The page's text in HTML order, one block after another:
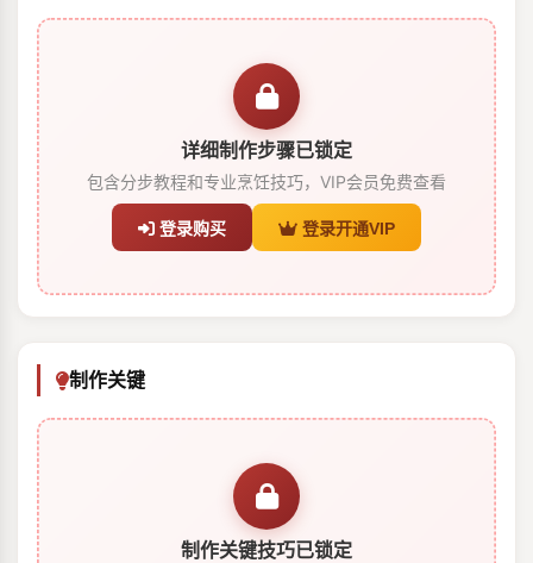
详细制作步骤已锁定
包含分步教程和专业烹饪技巧，VIP会员免费查看
登录购买 登录开通VIP
制作关键
制作关键技巧已锁定